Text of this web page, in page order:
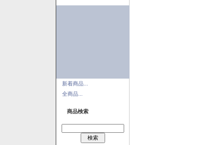
新着商品...
全商品...
商品検索